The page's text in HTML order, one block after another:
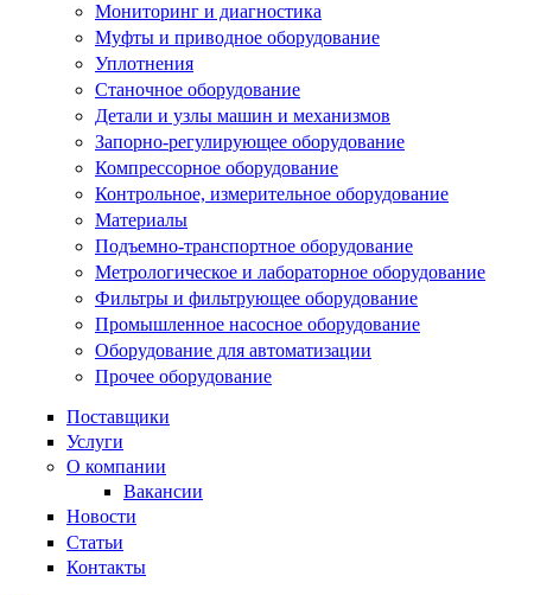
Мониторинг и диагностика
Муфты и приводное оборудование
Уплотнения
Станочное оборудование
Детали и узлы машин и механизмов
Запорно-регулирующее оборудование
Компрессорное оборудование
Контрольное, измерительное оборудование
Материалы
Подъемно-транспортное оборудование
Метрологическое и лабораторное оборудование
Фильтры и фильтрующее оборудование
Промышленное насосное оборудование
Оборудование для автоматизации
Прочее оборудование
Поставщики
Услуги
О компании
Вакансии
Новости
Статьи
Контакты